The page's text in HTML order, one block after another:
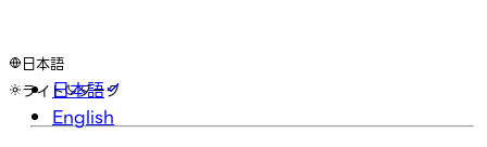
日本語
日本語
English
ライト ダーク